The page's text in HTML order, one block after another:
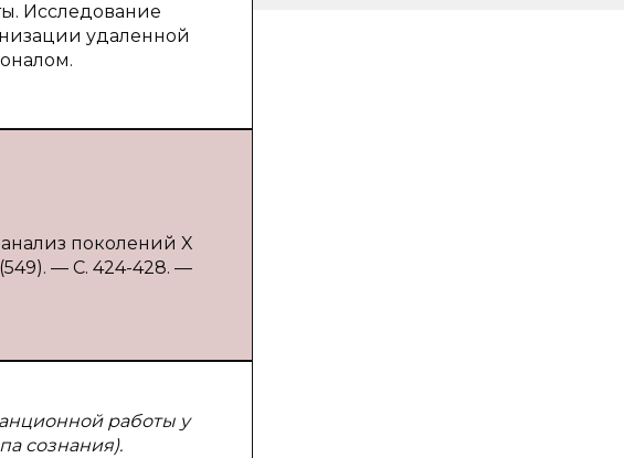
Исследование
удаленной
поколений X
— С. 424-428. —
работы у
сознания).